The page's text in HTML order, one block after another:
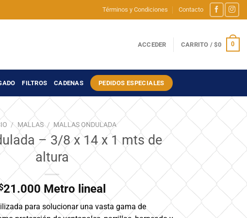
Términos y Condiciones Contacto
ACCEDER CARRITO /$0 0
FILTROS CADENAS PEDIDOS ESPECIALES
/ MALLAS / MALLAS ONDULADA
– 3/8 x 14 x 1 mts de
altura
21.000Metro lineal
para solucionar una vasta gama de